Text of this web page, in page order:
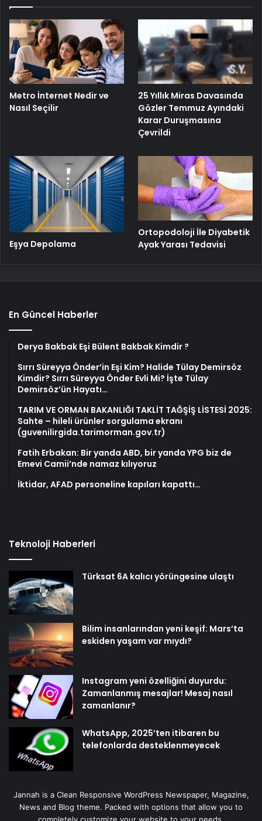
Metro İnternet Nedir ve
Nasıl Seçilir
25 Yıllık Miras Davasında
Gözler Temmuz Ayındaki
Karar Duruşmasına
Çevrildi
Eşya Depolama
Ortopodoloji İle Diyabetik
Ayak Yarası Tedavisi
En Güncel Haberler
Derya Bakbak Eşi Bülent Bakbak Kimdir ?
Sırrı Süreyya Önder’in Eşi Kim? Halide Tülay Demirsöz
Kimdir? Sırrı Süreyya Önder Evli Mi? İşte Tülay
Demirsöz’ün Hayatı…
TARIM VE ORMAN BAKANLIĞI TAKLİT TAĞŞİŞ LİSTESİ 2025:
Sahte – hileli ürünler sorgulama ekranı
(guvenilirgida.tarimorman.gov.tr)
Fatih Erbakan: Bir yanda ABD, bir yanda YPG biz de
Emevi Camii’nde namaz kılıyoruz
İktidar, AFAD personeline kapıları kapattı…
Teknoloji Haberleri
Türksat 6A kalıcı yörüngesine ulaştı
Bilim insanlarından yeni keşif: Mars’ta
eskiden yaşam var mıydı?
Instagram yeni özelliğini duyurdu:
Zamanlanmış mesajlar! Mesaj nasıl
zamanlanır?
WhatsApp, 2025’ten itibaren bu
telefonlarda desteklenmeyecek
Jannah is a Clean Responsive WordPress Newspaper, Magazine,
News and Blog theme. Packed with options that allow you to